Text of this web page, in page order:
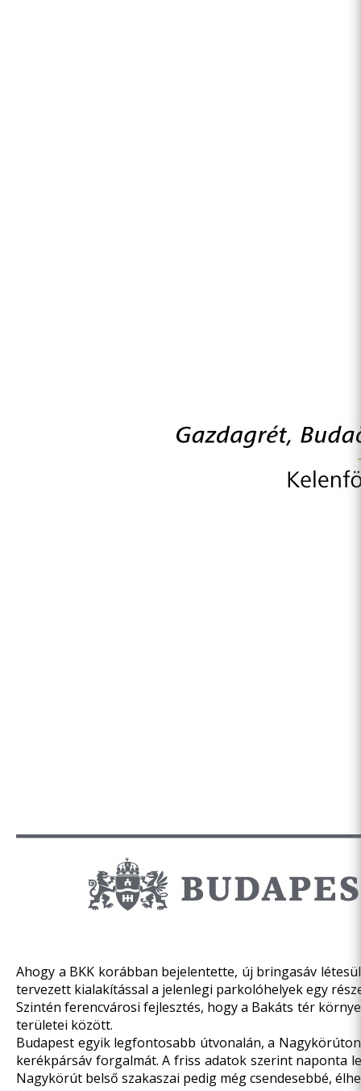
Ahogy a BKK korábban bejelentette, új bringasáv
tervezett kialakítással a jelenlegi parkolóhelyek egy
Szintén ferencvárosi fejlesztés, hogy a Bakáts tér
területei között.
Budapest egyik legfontosabb útvonalán, a
kerékpársáv forgalmát. A friss adatok szerint naponta
Nagykörút belső szakaszai pedig még csendesebbé,